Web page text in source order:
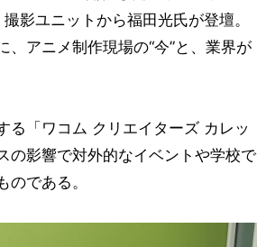
影ユニットから福田光氏が登壇。
アニメ制作現場の“今”と、業界が
る「ワコム クリエイターズ カレッ
の影響で対外的なイベントや学校で
である。